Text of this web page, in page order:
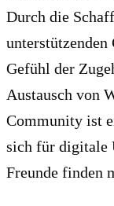
Durch die
Gefühl der
Austausch von
Community ist
sich für digitale
Freunde finden